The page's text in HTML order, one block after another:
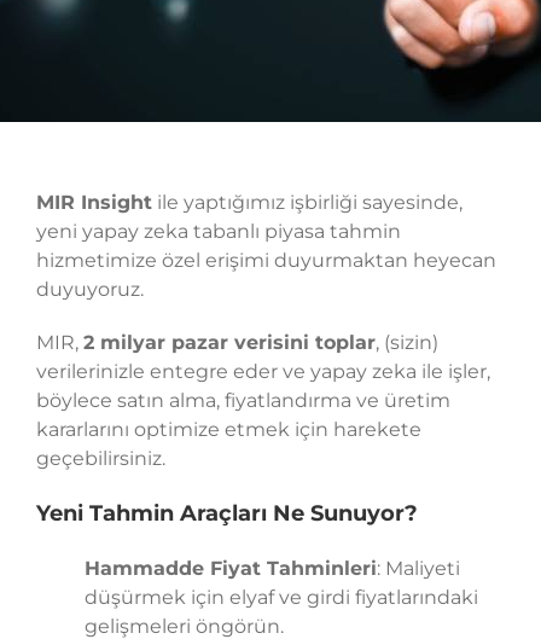
MIR Insight ile yaptığımız işbirliği sayesinde,
yeni yapay zeka tabanlı piyasa tahmin
hizmetimize özel erişimi duyurmaktan heyecan
duyuyoruz.
MIR, 2 milyar pazar verisini toplar, (sizin)
verilerinizle entegre eder ve yapay zeka ile işler,
böylece satın alma, fiyatlandırma ve üretim
kararlarını optimize etmek için harekete
geçebilirsiniz.
Yeni Tahmin Araçları Ne Sunuyor?
Hammadde Fiyat Tahminleri: Maliyeti
düşürmek için elyaf ve girdi fiyatlarındaki
gelişmeleri öngörün.